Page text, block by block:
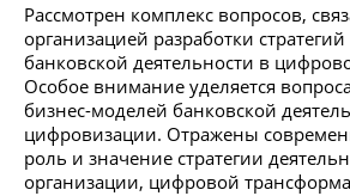
Рассмотрен комплекс вопросов,
организацией разработки
банковской деятельности в
Особое внимание уделяется
бизнес-моделей банковской
цифровизации. Отражены
роль и значение стратегии
организации, цифровой